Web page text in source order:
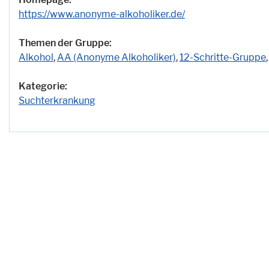
https://www.anonyme-alkoholiker.de/
Themen der Gruppe:
Alkohol ,AA (Anonyme Alkoholiker),12-Schritte-Gruppe,
Kategorie:
Suchterkrankung